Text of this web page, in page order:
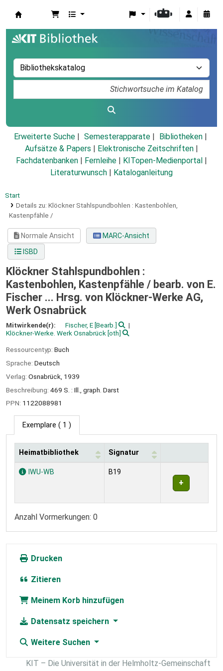
Erweiterte Suche Semesterapparate
Bibliotheken
Aufsätze & Papers
Elektronische Zeitschriften
Fachdatenbanken
Fernleihe KITopen-Medienportal
Literaturwunsch
Kataloganleitung
Start
Details zu: Klöckner Stahlspundbohlen : Kastenbohlen,
Kastenpfähle /
Normale Ansicht
MARC-Ansicht
ISBD
Klöckner Stahlspundbohlen :
Kastenbohlen, Kastenpfähle / bearb. von E.
Fischer ... Hrsg. von Klöckner-Werke AG,
Werk Osnabrück
Mitwirkende(r): Fischer, E [Bearb.]
Klöckner-Werke. Werk Osnabrück [oth]
Ressourcentyp: Buch
Sprache: Deutsch
Verlag: Osnabrück, 1939
Beschreibung: 469 S. : Ill., graph. Darst
PPN: 1122088981
Exemplare ( 1 )
Exemplare
Heimatbibliothek Signatur
IWU-WB B19
Anzahl Vormerkungen: 0
Drucken
Zitieren
Meinem Korb hinzufügen
Datensatz speichern
Weitere Suchen
KIT – Die Universität in der Helmholtz-Gemeinschaft